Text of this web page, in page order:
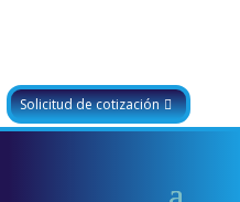
Solicitud de cotización